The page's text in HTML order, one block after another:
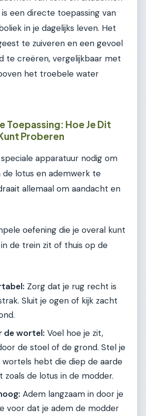
een directe toepassing van
in je dagelijks leven. Het
te zuiveren en een gevoel
te creëren, vergelijkbaar met
het troebele water
Toepassing: Hoe Je Dit
Proberen
apparatuur nodig om
lotus en ademwerk te
allemaal om aandacht en
oefening die je overal kunt
de trein zit of thuis op de
Zorg dat je rug recht is
Sluit je ogen of kijk zacht
de wortel: Voel hoe je zit,
de stoel of de grond. Stel je
hebt die diep de aarde
zoals de lotus in de modder.
Adem langzaam in door je
voor dat je adem de modder